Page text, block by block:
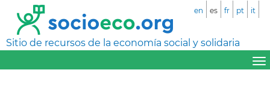
Sitio de recursos de la economía social y solidaria
en es fr pt it